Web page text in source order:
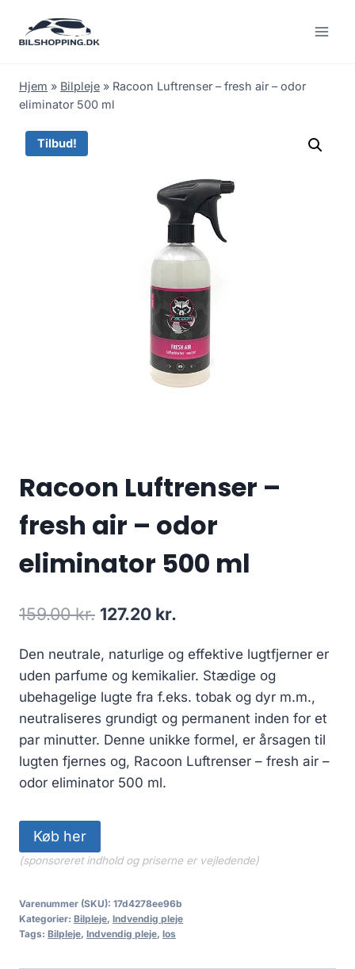
Hjem » Bilpleje » Racoon Luftrenser – fresh air – odor
eliminator 500 ml
Tilbud!
Racoon Luftrenser –
fresh air – odor
eliminator 500 ml
159.00kr. Den
pris
var:
159.00 kr..
127.20 kr.
pris
er:
127.20 kr..
Den neutrale, naturlige og effektive lugtfjerner er
uden parfume og kemikalier. Stædige og
ubehagelige lugte fra f.eks. tobak og dyr m.m.,
neutraliseres grundigt og permanent inden for et
par minutter. Denne unikke formel, er årsagen til
lugten fjernes og, Racoon Luftrenser – fresh air –
odor eliminator 500 ml.
Køb her
(sponsoreret indhold og priserne er vejledende)
Varenummer (SKU): 17d4278ee96b
Kategorier: Bilpleje, Indvendig pleje
Tags: Bilpleje, Indvendig pleje, los